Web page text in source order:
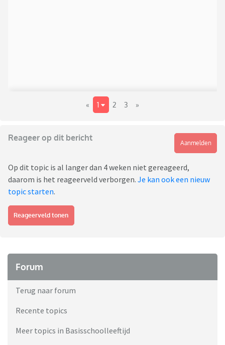
« 1 2 3 »
Reageer op dit bericht
Aanmelden
Op dit topic is al langer dan 4 weken niet gereageerd,
daarom is het reageerveld verborgen. Je kan ook een nieuw
topic starten.
Reageerveld tonen
Forum
Terug naar forum
Recente topics
Meer topics in Basisschoolleeftijd